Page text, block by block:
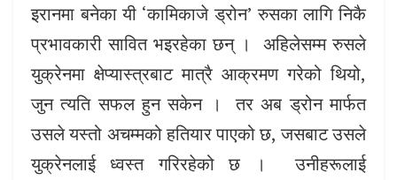
इरानमा बनेका यी ‘कामिकाजे ड्रोन’ रुसका लागि निकै
प्रभावकारी सावित भइरहेका छन् । अहिलेसम्म रुसले
युक्रेनमा क्षेप्यास्त्रबाट मात्रै आक्रमण गरेको थियो,
जुन त्यति सफल हुन सकेन । तर अब ड्रोन मार्फत
उसले यस्तो अचम्मको हतियार पाएको छ, जसबाट उसले
युक्रेनलाई ध्वस्त गरिरहेको छ । उनीहरूलाई